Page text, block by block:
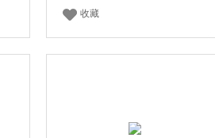
收藏